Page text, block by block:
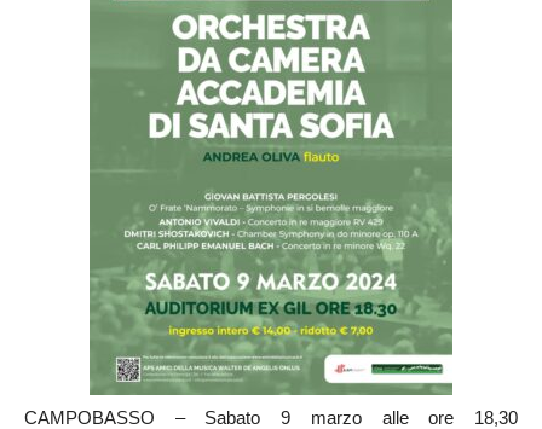
CAMPOBASSO – Sabato 9 marzo alle ore 18,30